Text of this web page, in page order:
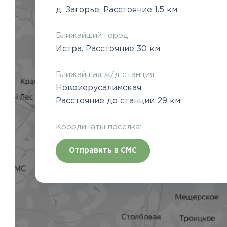
д. Загорье. Расстояние 1.5 км
Ближайший город:
Истра. Расстояние 30 км
Ближайшая ж/д станция:
Новоиерусалимская.
Расстояние до станции 29 км
Координаты поселка:
Отправить в СМС